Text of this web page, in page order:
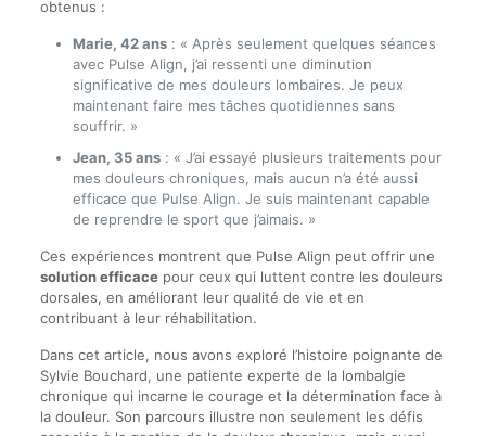
obtenus :
Marie, 42 ans: « Après seulement quelques séances
avec Pulse Align, j’ai ressenti une diminution
significative de mes douleurs lombaires. Je peux
maintenant faire mes tâches quotidiennes sans
souffrir. »
Jean, 35 ans: « J’ai essayé plusieurs traitements pour
mes douleurs chroniques, mais aucun n’a été aussi
efficace que Pulse Align. Je suis maintenant capable
de reprendre le sport que j’aimais. »
Ces expériences montrent que Pulse Align peut offrir une
solution efficacepour ceux qui luttent contre les douleurs
dorsales, en améliorant leur qualité de vie et en
contribuant à leur réhabilitation.
Dans cet article, nous avons exploré l’histoire poignante de
Sylvie Bouchard, une patiente experte de la lombalgie
chronique qui incarne le courage et la détermination face à
la douleur. Son parcours illustre non seulement les défis